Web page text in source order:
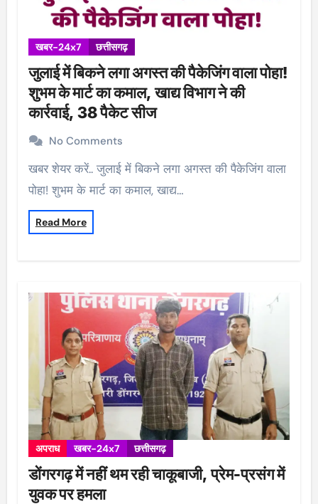
खबर-24x7 छत्तीसगढ़
जुलाई में बिकने लगा अगस्त की पैकेजिंग वाला पोहा!
शुभम के मार्ट का कमाल, खाद्य विभाग ने की
कार्रवाई, 38 पैकेट सीज
No Comments
खबर शेयर करें.. जुलाई में बिकने लगा अगस्त की पैकेजिंग वाला
पोहा! शुभम के मार्ट का कमाल, खाद्य…
Read More
अपराध खबर-24x7 छत्तीसगढ़
डोंगरगढ़ में नहीं थम रही चाकूबाजी, प्रेम-प्रसंग में
युवक पर हमला